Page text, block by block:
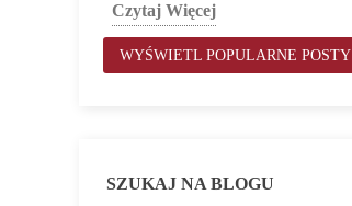
Czytaj Więcej
WYŚWIETL POPULARNE POSTY
SZUKAJ NA BLOGU